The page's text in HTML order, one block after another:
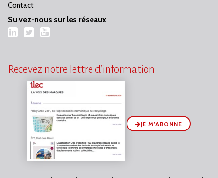
Contact
Suivez-nous sur les réseaux
LinkedIn
TwitterYouTube
Recevez notre lettre d’information
JE M’ABONNE